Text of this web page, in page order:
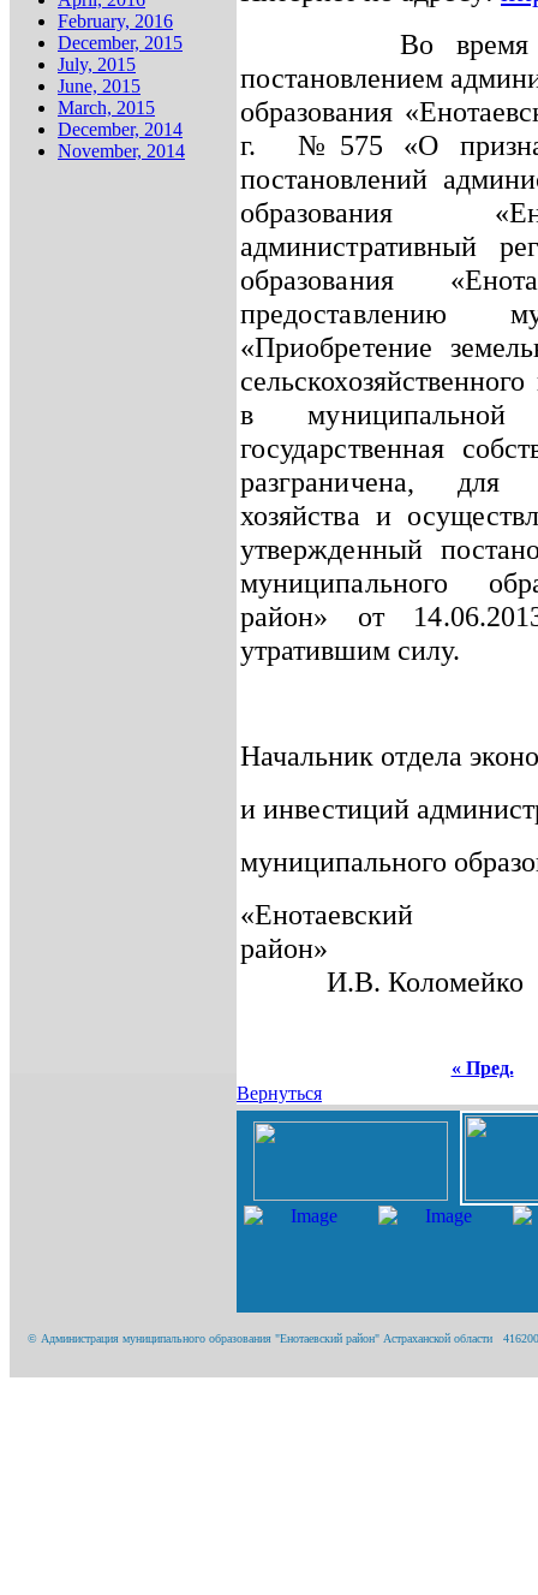
February, 2016
December, 2015
July, 2015
June, 2015
March, 2015
December, 2014
November, 2014
Во время
постановлением
образования
г.
№575 «О
постановлений
образования
административный
образования
предоставлению
«Приобретение
в муниципальной
государственная
разграничена, для
хозяйства и
утвержденный
муниципального
район» от
утратившим силу.
Начальник отдела
и инвестиций
муниципального
«Енотаевский
район»
И.В. Коломейко
« Пред.
Вернуться
© Администрация муниципального образования "Енотаевский район" Астраханской области